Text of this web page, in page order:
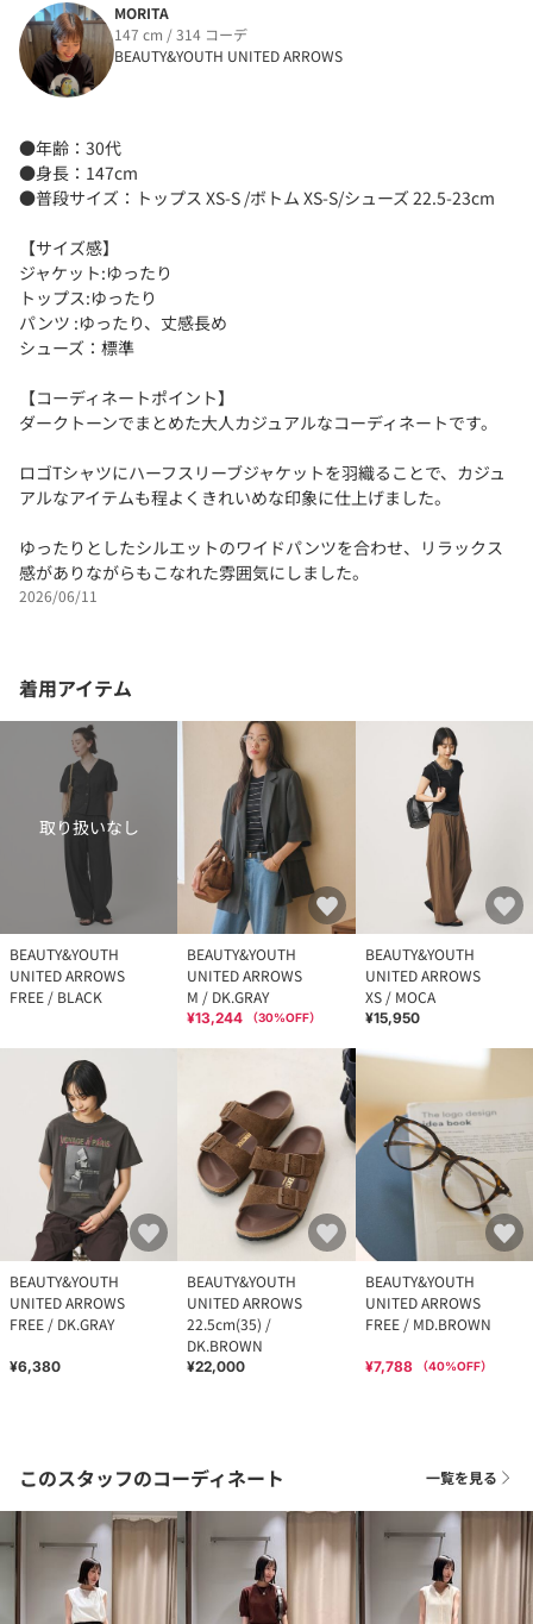
MORITA
147 cm / 314 コーデ
BEAUTY&YOUTH UNITED ARROWS
●年齢：30代
●身長：147cm
●普段サイズ：トップス XS-S /ボトム XS-S/シューズ 22.5-23cm
【サイズ感】
ジャケット:ゆったり
トップス:ゆったり
パンツ :ゆったり、丈感長め
シューズ：標準
【コーディネートポイント】
ダークトーンでまとめた大人カジュアルなコーディネートです。
ロゴTシャツにハーフスリーブジャケットを羽織ることで、カジュ
アルなアイテムも程よくきれいめな印象に仕上げました。
ゆったりとしたシルエットのワイドパンツを合わせ、リラックス
感がありながらもこなれた雰囲気にしました。
2026/06/11
着用アイテム
取り扱いなし
BEAUTY&YOUTH
UNITED ARROWS
FREE / BLACK
BEAUTY&YOUTH
UNITED ARROWS
M / DK.GRAY
¥13,244 （30%OFF）
BEAUTY&YOUTH
UNITED ARROWS
XS / MOCA
¥15,950
BEAUTY&YOUTH
UNITED ARROWS
FREE / DK.GRAY
¥6,380
BEAUTY&YOUTH
UNITED ARROWS
22.5cm(35) /
DK.BROWN
¥22,000
BEAUTY&YOUTH
UNITED ARROWS
FREE / MD.BROWN
¥7,788 （40%OFF）
このスタッフのコーディネート 一覧を見る